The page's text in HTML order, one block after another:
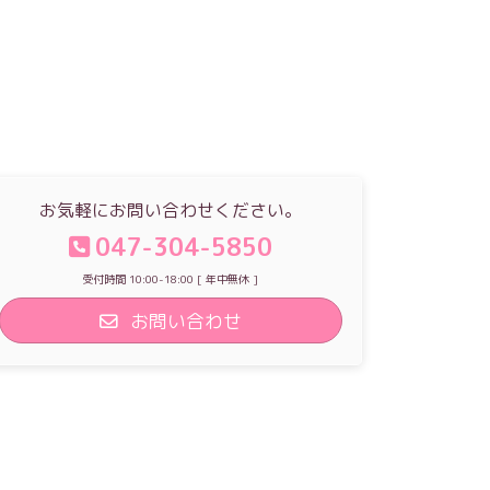
お気軽にお問い合わせください。
047-304-5850
受付時間 10:00-18:00 [ 年中無休 ]
お問い合わせ